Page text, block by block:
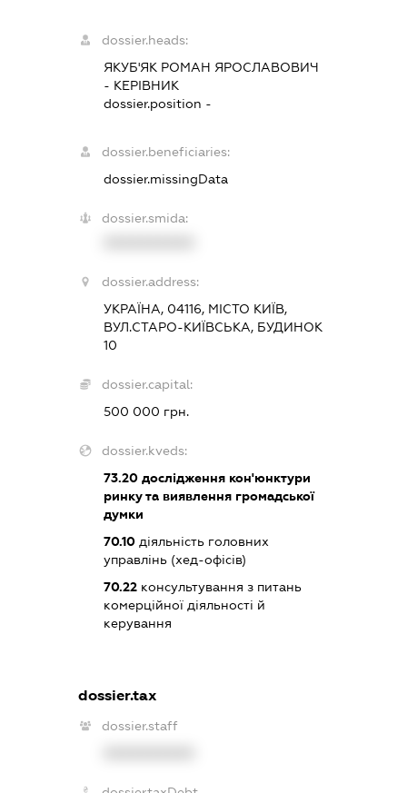
dossier.heads:
ЯКУБ'ЯК РОМАН ЯРОСЛАВОВИЧ
- КЕРІВНИК
dossier.position -
dossier.beneficiaries:
dossier.missingData
dossier.smida:
dossier.address:
УКРАЇНА, 04116, МІСТО КИЇВ,
ВУЛ.СТАРО-КИЇВСЬКА, БУДИНОК
10
dossier.capital:
500 000 грн.
dossier.kveds:
73.20 дослідження кон'юнктури
ринку та виявлення громадської
думки
70.10 діяльність головних
управлінь (хед-офісів)
70.22 консультування з питань
комерційної діяльності й
керування
dossier.tax
dossier.staff